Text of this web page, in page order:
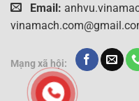
Email:
Mạng xã hội: